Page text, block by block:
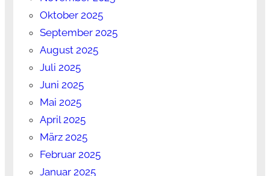
Oktober 2025
September 2025
August 2025
Juli 2025
Juni 2025
Mai 2025
April 2025
März 2025
Februar 2025
Januar 2025